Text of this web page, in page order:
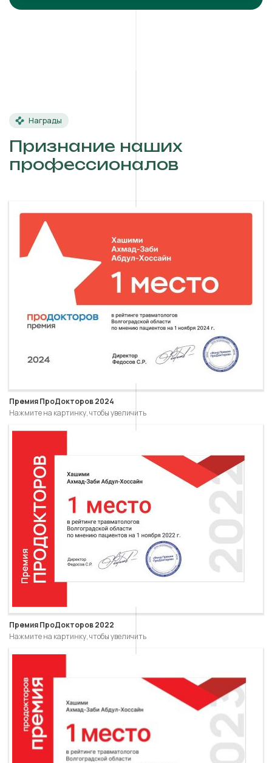
Награды
Признание наших
профессионалов
Премия ПроДокторов 2024
Нажмите на картинку, чтобы увеличить
Премия ПроДокторов 2022
Нажмите на картинку, чтобы увеличить